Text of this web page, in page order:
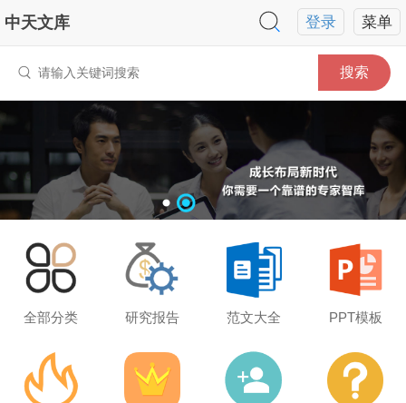
菜单
登录
中天文库
搜索
全部分类 研究报告 范文大全 PPT模板